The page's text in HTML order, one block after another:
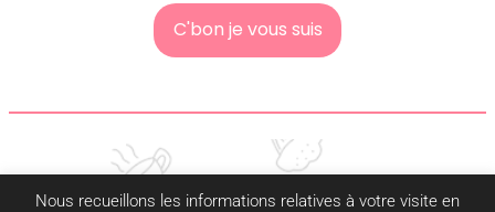
C'bon je vous suis
C’BON BORDEAUX
Nous recueillons les informations relatives à votre visite en